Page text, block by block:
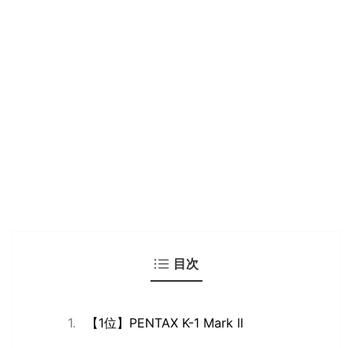
目次
【1位】PENTAX K-1 Mark ll